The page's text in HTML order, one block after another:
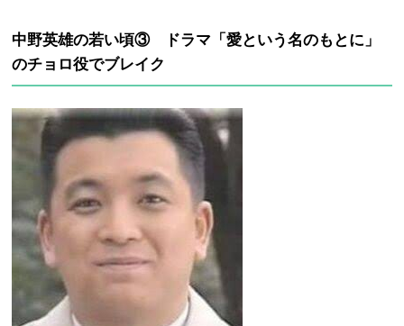
中野英雄の若い頃③ ドラマ「愛という名のもとに」
のチョロ役でブレイク